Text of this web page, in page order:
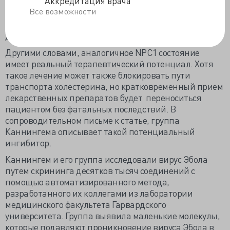
Все возможности
обнаружена в культуре клеток, в которых нормальные
для болезни Нимана-Пика.
Другими словами, аналогичное NPC1 состояние
имеет реальный терапевтический потенциал. Хотя
такое лечение может также блокировать пути
транспорта холестерина, но кратковременный прием
лекарственных препаратов будет переноситься
пациентом без фатальных последствий. В
сопроводительном письме к статье, группа
Каннингема описывает такой потенциальный
ингибитор.
Каннингем и его группа исследовали вирус Эбола
путем скрининга десятков тысяч соединений с
помощью автоматизированного метода,
разработанного их коллегами из лаборатории
медицинского факультета Гарвардского
университета. Группа выявила маленькие молекулы,
которые подавляют проникновение вируса Эбола в